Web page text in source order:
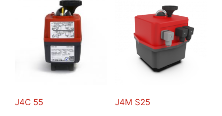
J4C 55 J4M S25